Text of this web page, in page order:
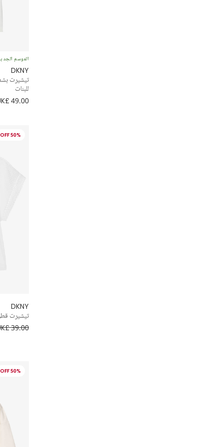
الموسم
DKNY
تيشيرت
للبنات
49.00
50% OFF
DKNY
تيشيرت
39.00
50% OFF